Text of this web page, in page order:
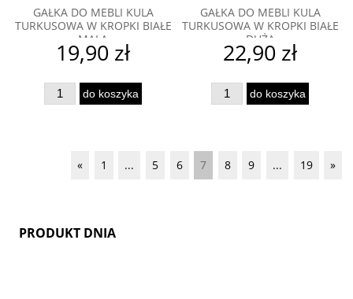
GAŁKA DO MEBLI KULA
TURKUSOWA W KROPKI BIAŁE
MAŁA
19,90 zł
do koszyka
GAŁKA DO MEBLI KULA
TURKUSOWA W KROPKI BIAŁE
DUŻA
22,90 zł
do koszyka
« 1 ... 5 6 7 8 9 ... 19 »
PRODUKT DNIA